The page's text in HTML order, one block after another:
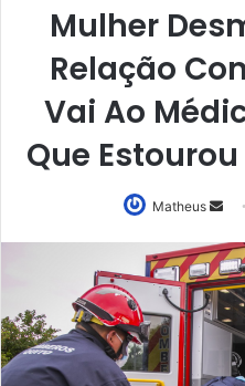
Mulher
Relação
Vai Ao
Que
Matheus
e-